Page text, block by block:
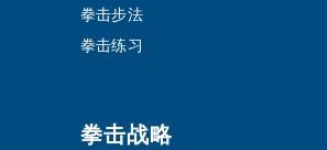
拳击步法
拳击练习
拳击战略